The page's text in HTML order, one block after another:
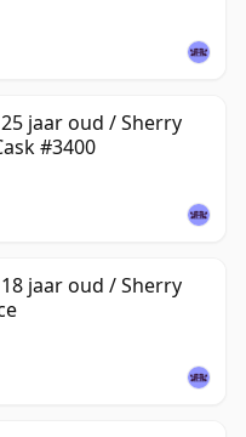
jaar oud / Sherry
#3400
jaar oud / Sherry